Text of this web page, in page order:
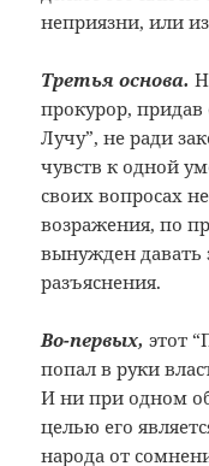
неприязни, или
Третья основа.
прокурор,
Лучу”, не ради
чувств к одной
своих вопросах
возражения, по
вынужден
разъяснения.
Во-первых,этот
попал в руки
И ни при одном
целью его
народа от